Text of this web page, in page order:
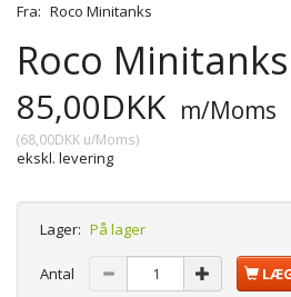
Fra: Roco Minitanks
Roco
85,00DKK m/Moms
(68,00DKK u/Moms)
ekskl. levering
Lager: På lager
Antal